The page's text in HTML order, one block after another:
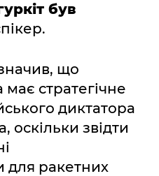
був
що
має стратегічне
диктатора
оскільки звідти
для ракетних